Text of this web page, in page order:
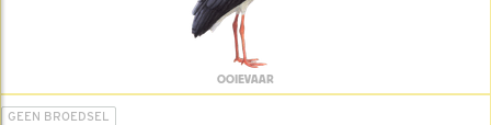
OOIEVAAR
GEEN BROEDSEL